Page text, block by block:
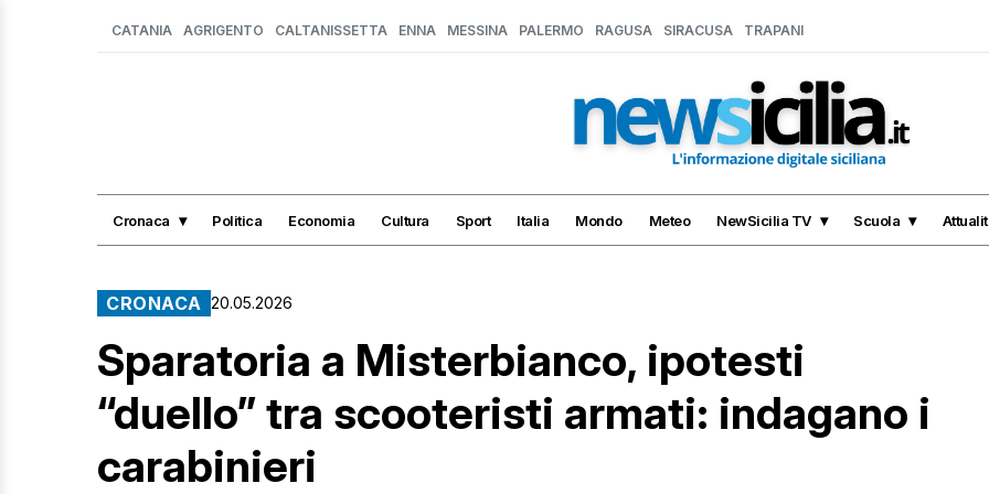
CATANIA AGRIGENTO CALTANISSETTA ENNA MESSINA PALERMO RAGUSA SIRACUSA TRAPANI
Cronaca Politica Economia Cultura Sport Italia Mondo Meteo NewSicilia TV Scuola
CRONACA 20.05.2026
Sparatoria a Misterbianco, ipotesti
“duello” tra scooteristi armati: indagano i
carabinieri